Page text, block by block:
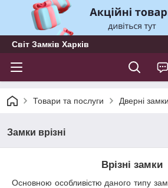
Світ Замків Харків
Товари та послуги Дверні замки
Замки врізні
Врізні замки
Основною особливістю даного типу